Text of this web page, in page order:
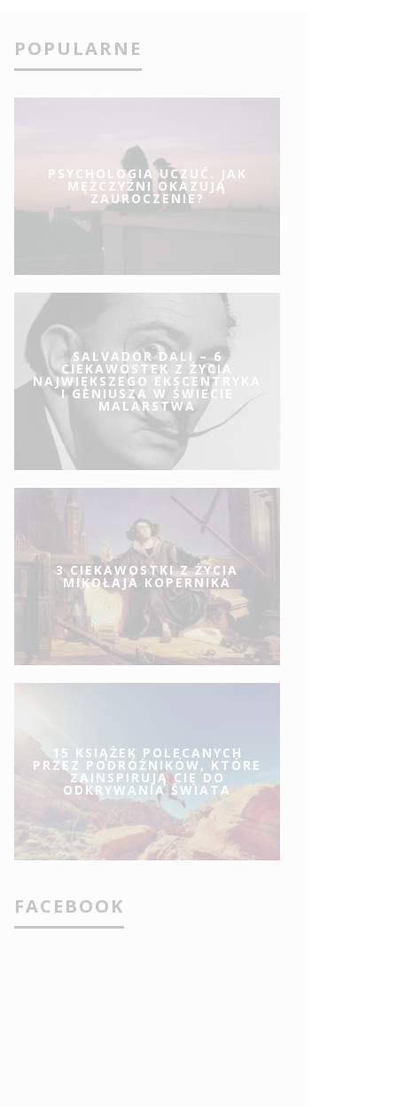
POPULARNE
PSYCHOLOGIA UCZUĆ. JAK
MĘŻCZYŹNI OKAZUJĄ
ZAUROCZENIE?
SALVADOR DALI – 6
CIEKAWOSTEK Z ŻYCIA
NAJWIĘKSZEGO EKSCENTRYKA
I GENIUSZA W ŚWIECIE
MALARSTWA
3 CIEKAWOSTKI Z ŻYCIA
MIKOŁAJA KOPERNIKA
15 KSIĄŻEK POLECANYCH
PRZEZ PODRÓŻNIKÓW, KTÓRE
ZAINSPIRUJĄ CIĘ DO
ODKRYWANIA ŚWIATA
FACEBOOK